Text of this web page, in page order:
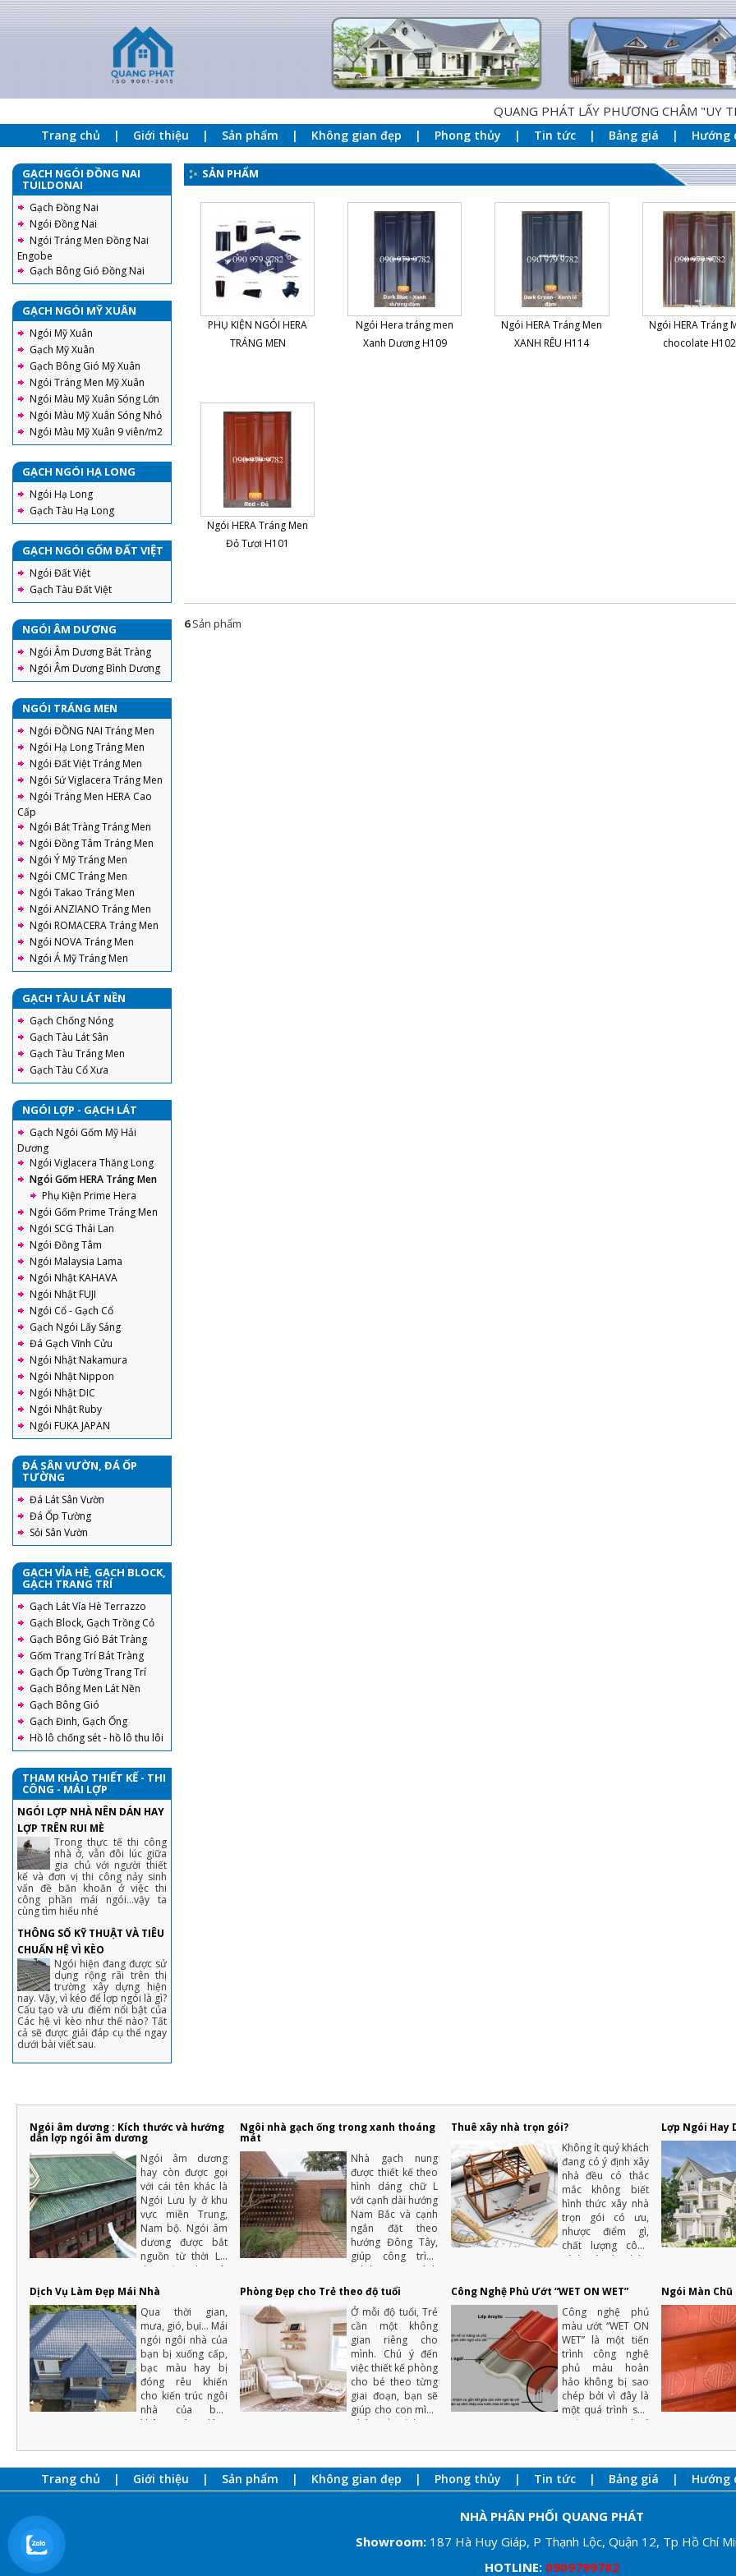
QUANG PHÁT LẤY PHƯƠNG CHÂM "UY TIN
Trang chủ Giới thiệu Sản phẩm Không gian đẹp Phong thủy Tin tức Bảng giá Hướng
GẠCH NGÓI ĐỒNG NAI
TUILDONAI
Gạch Đồng Nai
Ngói Đồng Nai
Ngói Tráng Men Đồng Nai
Engobe
Gạch Bông Gió Đồng Nai
GẠCH NGÓI MỸ XUÂN
Ngói Mỹ Xuân
Gạch Mỹ Xuân
Gạch Bông Gió Mỹ Xuân
Ngói Tráng Men Mỹ Xuân
Ngói Màu Mỹ Xuân Sóng Lớn
Ngói Màu Mỹ Xuân Sóng Nhỏ
Ngói Màu Mỹ Xuân 9 viên/m2
GẠCH NGÓI HẠ LONG
Ngói Hạ Long
Gạch Tàu Hạ Long
GẠCH NGÓI GỐM ĐẤT VIỆT
Ngói Đất Việt
Gạch Tàu Đất Việt
NGÓI ÂM DƯƠNG
Ngói Âm Dương Bát Tràng
Ngói Âm Dương Bình Dương
NGÓI TRÁNG MEN
Ngói ĐỒNG NAI Tráng Men
Ngói Hạ Long Tráng Men
Ngói Đất Việt Tráng Men
Ngói Sứ Viglacera Tráng Men
Ngói Tráng Men HERA Cao
Cấp
Ngói Bát Tràng Tráng Men
Ngói Đồng Tâm Tráng Men
Ngói Ý Mỹ Tráng Men
Ngói CMC Tráng Men
Ngói Takao Tráng Men
Ngói ANZIANO Tráng Men
Ngói ROMACERA Tráng Men
Ngói NOVA Tráng Men
Ngói Á Mỹ Tráng Men
GẠCH TÀU LÁT NỀN
Gạch Chống Nóng
Gạch Tàu Lát Sân
Gạch Tàu Tráng Men
Gạch Tàu Cổ Xưa
NGÓI LỢP - GẠCH LÁT
Gạch Ngói Gốm Mỹ Hải
Dương
Ngói Viglacera Thăng Long
Ngói Gốm HERA Tráng Men
Phụ Kiện Prime Hera
Ngói Gốm Prime Tráng Men
Ngói SCG Thái Lan
Ngói Đồng Tâm
Ngói Malaysia Lama
Ngói Nhật KAHAVA
Ngói Nhật FUJI
Ngói Cổ - Gạch Cổ
Gạch Ngói Lấy Sáng
Đá Gạch Vĩnh Cửu
Ngói Nhật Nakamura
Ngói Nhật Nippon
Ngói Nhật DIC
Ngói Nhật Ruby
Ngói FUKA JAPAN
ĐÁ SÂN VƯỜN, ĐÁ ỐP
TƯỜNG
Đá Lát Sân Vườn
Đá Ốp Tường
Sỏi Sân Vườn
GẠCH VỈA HÈ, GẠCH BLOCK,
GẠCH TRANG TRÍ
Gạch Lát Vỉa Hè Terrazzo
Gạch Block, Gạch Trồng Cỏ
Gạch Bông Gió Bát Tràng
Gốm Trang Trí Bát Tràng
Gạch Ốp Tường Trang Trí
Gạch Bông Men Lát Nền
Gạch Bông Gió
Gạch Đinh, Gạch Ống
Hồ lô chống sét - hồ lô thu lôi
THAM KHẢO THIẾT KẾ - THI
CÔNG - MÁI LỢP
NGÓI LỢP NHÀ NÊN DÁN HAY
LỢP TRÊN RUI MÈ
Trong thực tế thi công
nhà ở, vẫn đôi lúc giữa
gia chủ với người thiết
kế và đơn vị thi công nảy sinh
vấn đề băn khoăn ở việc thi
công phần mái ngói...vậy ta
cùng tìm hiểu nhé
THÔNG SỐ KỸ THUẬT VÀ TIÊU
CHUẨN HỆ VÌ KÈO
Ngói hiện đang được sử
dụng rộng rãi trên thị
trường xây dựng hiện
nay. Vậy, vì kéo để lợp ngói là gì?
Cấu tạo và ưu điểm nổi bật của
Các hệ vì kèo như thế nào? Tất
cả sẽ được giải đáp cụ thể ngay
dưới bài viết sau.
SẢN PHẨM
PHỤ KIỆN NGÓI HERA
TRÁNG MEN
Ngói Hera tráng men
Xanh Dương H109
Ngói HERA Tráng Men
XANH RÊU H114
Ngói HERA Tráng
chocolate H102
Ngói HERA Tráng Men
Đỏ Tươi H101
6Sản phẩm
Ngói âm dương : Kích thước và hướng
dẫn lợp ngói âm dương
Ngói âm dương
hay còn được gọi
với cái tên khác là
Ngói Lưu ly ở khu
vực miền Trung,
Nam bộ. Ngói âm
dương được bắt
nguồn từ thời Lý,
thời Trần, thời Lê,
được sử dụng
nhiều tại đình
chùa, lăng tẩm,
hoàng cung ..v.v..
Ngôi nhà gạch ống trong xanh thoáng
mát
Nhà gạch nung
được thiết kế theo
hình dáng chữ L
với cạnh dài hướng
Nam Bắc và cạnh
ngắn đặt theo
hướng Đông Tây,
giúp công trình
tránh được ánh
nắng mặt trời
hướng Tây, các
phòng chính luôn
thoáng mát.
Thuê xây nhà trọn gói?
Không ít quý khách
đang có ý định xây
nhà đều có thắc
mắc không biết
hình thức xây nhà
trọn gói có ưu,
nhược điểm gì,
chất lượng công
trình có đảm bảo
trình xây nhà theo
có cần phải thuê
thêm giám sát thi
công hay không?
Lợp Ngói Hay
Dịch Vụ Làm Đẹp Mái Nhà
Qua thời gian,
mưa, gió, bụi... Mái
ngói ngôi nhà của
bạn bị xuống cấp,
bạc màu hay bị
đóng rêu khiến
cho kiến trúc ngôi
nhà của bạn
không còn dáng
Phòng Đẹp cho Trẻ theo độ tuổi
Ở mỗi độ tuổi, Trẻ
cần một không
gian riêng cho
mình. Chú ý đến
việc thiết kế phòng
cho bé theo từng
giai đoạn, bạn sẽ
giúp cho con mình
phát triển tốt hơn.
Công Nghệ Phủ Ướt “WET ON WET”
Công nghệ phủ
màu ướt “WET ON
WET” là một tiến
trình công nghệ
phủ màu hoàn
hảo không bị sao
chép bởi vì đây là
một quá trình sản
xuất tự động hoá
kinh nghiệm.
Ngói Màn Chũ
Trang chủ Giới thiệu Sản phẩm Không gian đẹp Phong thủy Tin tức Bảng giá Hướng
NHÀ PHÂN PHỐI QUANG PHÁT
Showroom: 187 Hà Huy Giáp, P Thạnh Lộc, Quận 12, Tp Hồ Chí
HOTLINE: 0909799782